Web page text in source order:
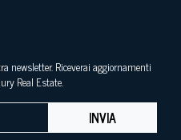
newsletter. Riceverai aggiornamenti
Real Estate.
INVIA